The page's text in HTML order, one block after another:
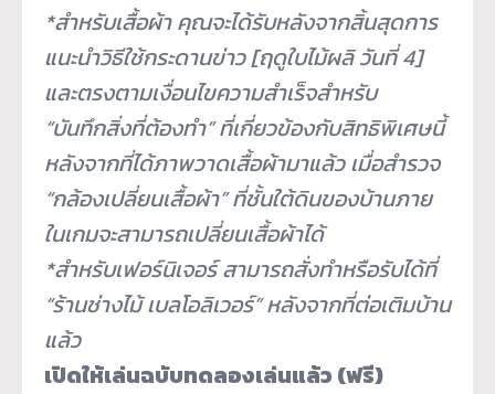
*สำหรับเสื้อผ้า คุณจะได้รับหลังจากสิ้นสุดการ
แนะนำวิธีใช้กระดานข่าว [ฤดูใบไม้ผลิ วันที่ 4]
และตรงตามเงื่อนไขความสำเร็จสำหรับ
“บันทึกสิ่งที่ต้องทำ” ที่เกี่ยวข้องกับสิทธิพิเศษนี้
หลังจากที่ได้ภาพวาดเสื้อผ้ามาแล้ว เมื่อสำรวจ
“กล้องเปลี่ยนเสื้อผ้า” ที่ชั้นใต้ดินของบ้านภาย
ในเกมจะสามารถเปลี่ยนเสื้อผ้าได้
*สำหรับเฟอร์นิเจอร์ สามารถสั่งทำหรือรับได้ที่
“ร้านช่างไม้ เบลโอลิเวอร์” หลังจากที่ต่อเติมบ้าน
แล้ว
เปิดให้เล่นฉบับทดลองเล่นแล้ว (ฟรี)